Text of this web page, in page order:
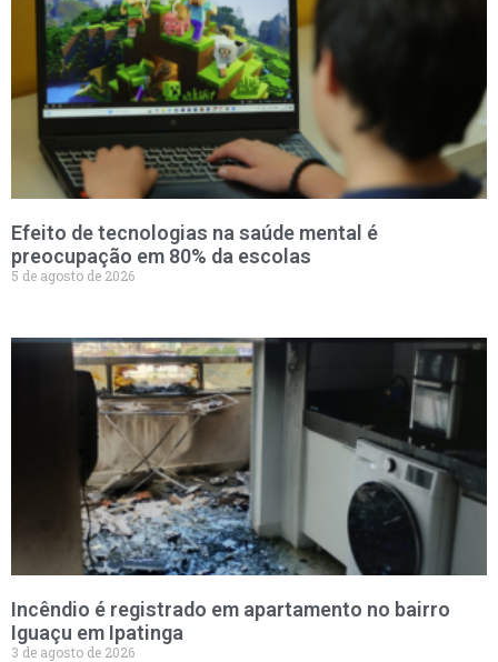
Efeito de tecnologias na saúde mental é
preocupação em 80% da escolas
5 de agosto de 2026
Incêndio é registrado em apartamento no bairro
Iguaçu em Ipatinga
3 de agosto de 2026